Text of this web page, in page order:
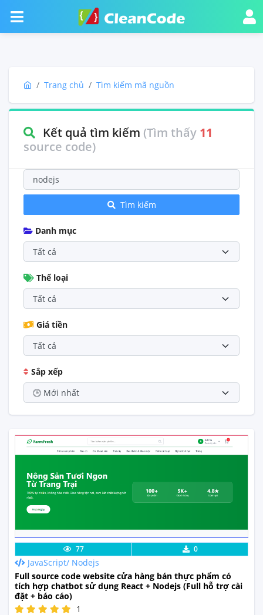
Trang chủ Tìm kiếm mã nguồn
Kết quả tìm kiếm (Tìm thấy 11
source code)
Tìm kiếm
Danh mục
Thể loại
Giá tiền
Sắp xếp
Lưu code Xem Thực Tế
77 0
JavaScript/ Nodejs
Full source code website cửa hàng bán thực phẩm có
tích hợp chatbot sử dụng React + Nodejs (Full hỗ trợ cài
đặt + báo cáo)
1